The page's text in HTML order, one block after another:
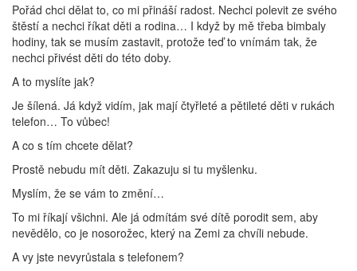
Pořád chci dělat to, co mi přináší radost. Nechci polevit ze svého
štěstí a nechci říkat děti a rodina… I když by mě třeba bimbaly
hodiny, tak se musím zastavit, protože teď to vnímám tak, že
nechci přivést děti do této doby.
A to myslíte jak?
Je šílená. Já když vidím, jak mají čtyřleté a pětileté děti v rukách
telefon… To vůbec!
A co s tím chcete dělat?
Prostě nebudu mít děti. Zakazuju si tu myšlenku.
Myslím, že se vám to změní…
To mi říkají všichni. Ale já odmítám své dítě porodit sem, aby
nevědělo, co je nosorožec, který na Zemi za chvíli nebude.
A vy jste nevyrůstala s telefonem?